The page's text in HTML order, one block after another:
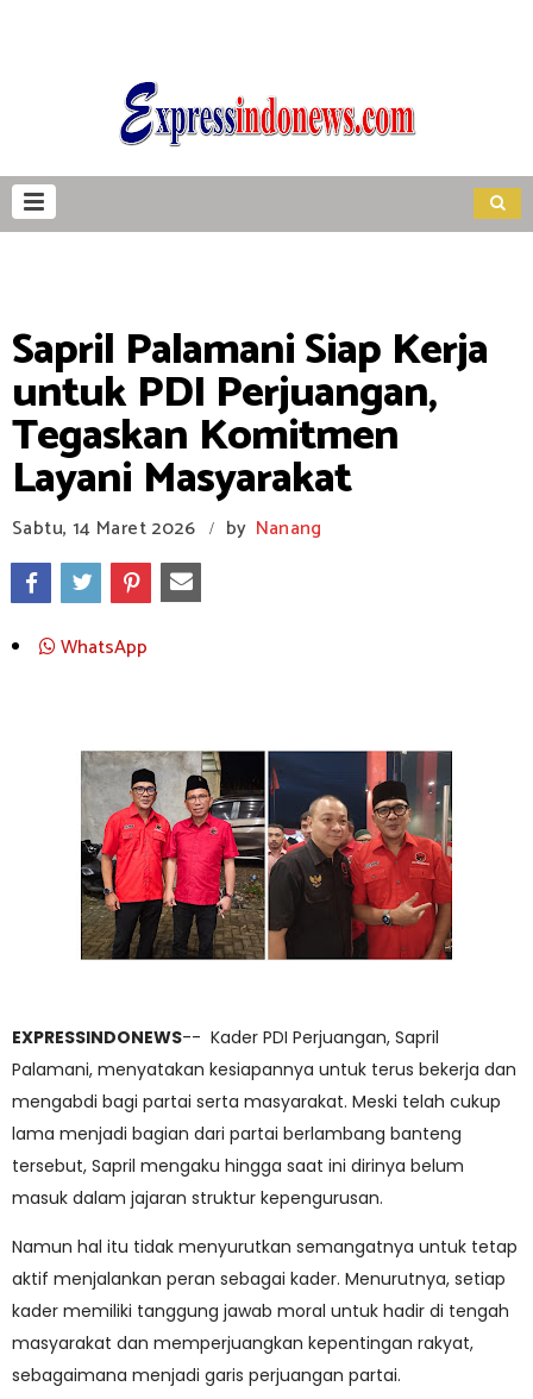
Sapril Palamani Siap Kerja
untuk PDI Perjuangan,
Tegaskan Komitmen
Layani Masyarakat
Sabtu, 14 Maret 2026 / by Nanang
WhatsApp
EXPRESSINDONEWS-- Kader PDI Perjuangan, Sapril
Palamani, menyatakan kesiapannya untuk terus bekerja dan
mengabdi bagi partai serta masyarakat. Meski telah cukup
lama menjadi bagian dari partai berlambang banteng
tersebut, Sapril mengaku hingga saat ini dirinya belum
masuk dalam jajaran struktur kepengurusan.
Namun hal itu tidak menyurutkan semangatnya untuk tetap
aktif menjalankan peran sebagai kader. Menurutnya, setiap
kader memiliki tanggung jawab moral untuk hadir di tengah
masyarakat dan memperjuangkan kepentingan rakyat,
sebagaimana menjadi garis perjuangan partai.